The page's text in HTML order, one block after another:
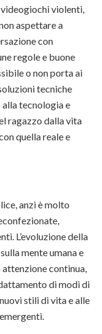
violenti,
aspettare a
con
regole e buone
o non porta ai
tecniche
alla tecnologia e
ragazzo dalla vita
quella reale e
anzi è molto
L’evoluzione della
mente umana e
attenzione continua,
di modi di
stili di vita e alle